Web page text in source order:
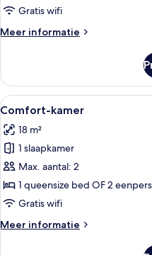
Gratis wifi
Meer informatie
Meer
kamer
Alle
foto's
voor
Comfort-
kamer
laden
5
Comfort-kamer
18 m²
1 slaapkamer
Max. aantal: 2
1 queensize bed OF 2
Gratis wifi
Meer informatie
Meer